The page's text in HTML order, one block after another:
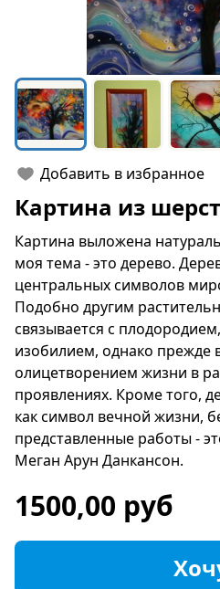
Добавить в избранное
Картина из
Картина выложена
моя тема - это дерево.
центральных символов
Подобно другим
связывается с
изобилием, однако прежде
олицетворением жизни в
проявлениях. Кроме того,
как символ вечной жизни,
представленные работы -
Меган Арун Данкансон.
1500,00 руб